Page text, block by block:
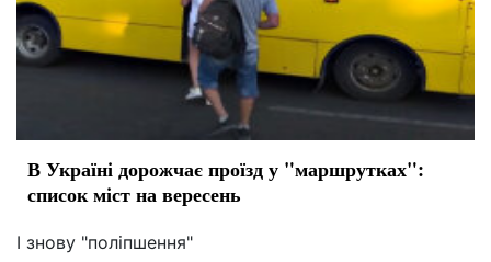
В Україні дорожчає проїзд у "маршрутках":
список міст на вересень
І знову "поліпшення"